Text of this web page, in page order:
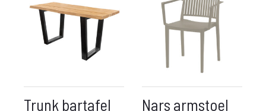
Trunk bartafel
Nars armstoel